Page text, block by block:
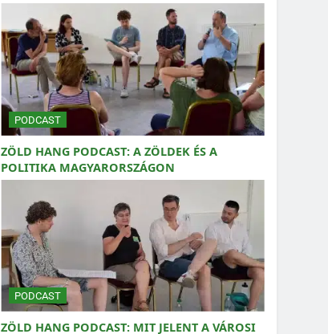
PODCAST
ZÖLD HANG PODCAST: A ZÖLDEK ÉS A
POLITIKA MAGYARORSZÁGON
PODCAST
ZÖLD HANG PODCAST: MIT JELENT A VÁROSI